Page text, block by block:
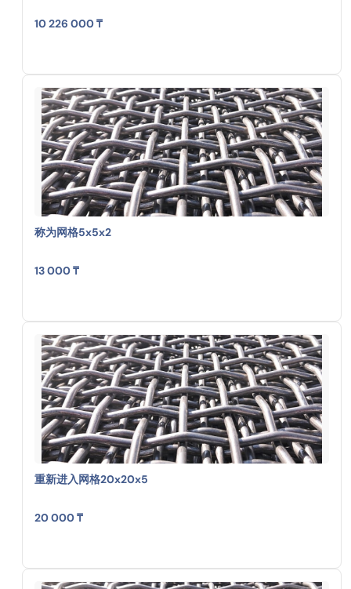
10 226 000 ₸
称为网格5x5x2
13 000 ₸
重新进入网格20x20x5
20 000 ₸